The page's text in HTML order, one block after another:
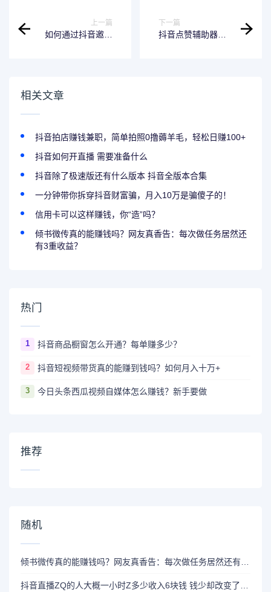
上一篇
如何通过抖音邀请
下一篇
抖音点赞辅助器，
相关文章
抖音拍店赚钱兼职，简单拍照0撸薅羊毛，轻松日赚100+
抖音如何开直播 需要准备什么
抖音除了极速版还有什么版本 抖音全版本合集
一分钟带你拆穿抖音财富骗，月入10万是骗傻子的！
信用卡可以这样赚钱，你“造”吗？
倾书微传真的能赚钱吗？网友真香告：每次做任务居然还
有3重收益？
热门
1 抖音商品橱窗怎么开通？每单赚多少？
2 抖音短视频带货真的能赚到钱吗？如何月入十万+
3 今日头条西瓜视频自媒体怎么赚钱？新手要做
推荐
随机
倾书微传真的能赚钱吗？网友真香告：每次做任务居然还有3重收益？
抖音直播ZQ的人大概一小时Z多少收入6块钱 钱少却改变了人生